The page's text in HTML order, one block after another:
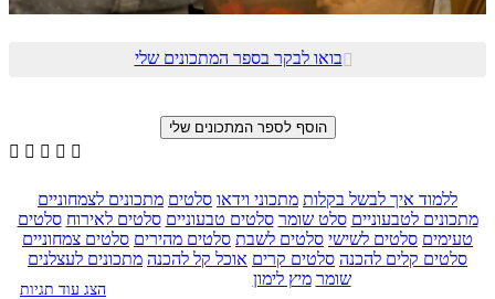
בואו לבקר בספר המתכונים שלי
    
ללמוד איך לבשל בקלות מתכוני וידאו סלטים מתכונים לצמחוניים
מתכונים לטבעוניים סלט שומר סלטים טבעוניים סלטים לאירוח סלטים
טעימים סלטים לשישי סלטים לשבת סלטים מהירים סלטים צמחוניים
סלטים קלים להכנה סלטים קרים אוכל קל להכנה מתכונים לעצלנים
שומר מיץ לימון
הצג עוד תגיות